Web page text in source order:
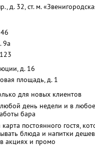
д. 32, ст. м.
9а
д. 16
площадь, д. 1
для новых клиентов
день недели и в
бара
постоянного гостя,
блюда и напитки
акциях и промо